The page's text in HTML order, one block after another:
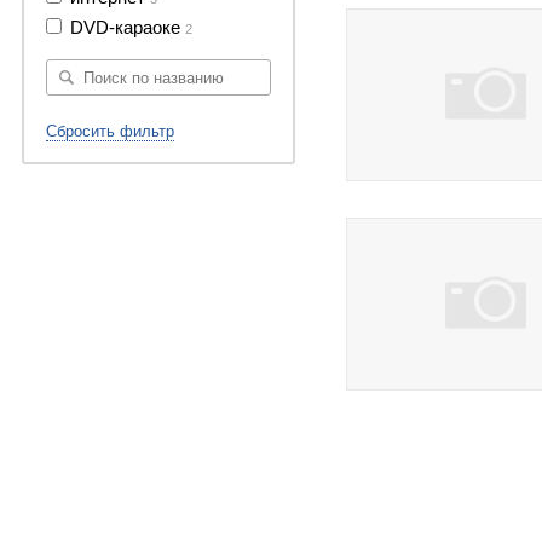
DVD-караоке 2
Сбросить фильтр